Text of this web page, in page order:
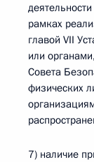
рамках
главой VII
или
Совета
физических
7) наличие